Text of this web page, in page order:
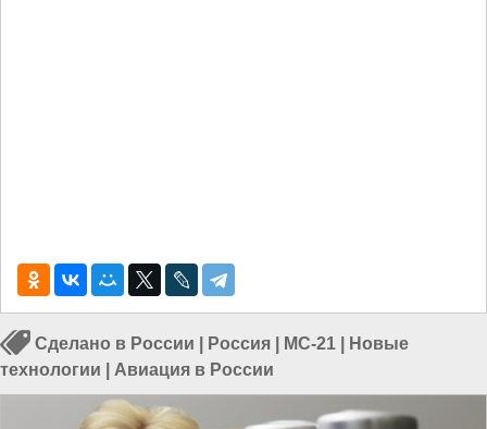
Сделано в России Россия МС-21
Новые
технологии
Авиация в России